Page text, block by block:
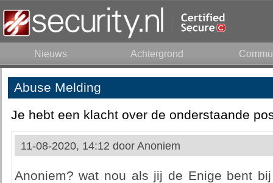
Nieuws Achtergrond
Abuse Melding
Je hebt een klacht over de onderstaande
11-08-2020, 14:12 door Anoniem
Anoniem? wat nou als jij de Enige bent